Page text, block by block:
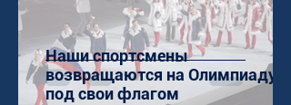
Наши спортсмены
возвращаются на Олимпиаду
под свои флагом